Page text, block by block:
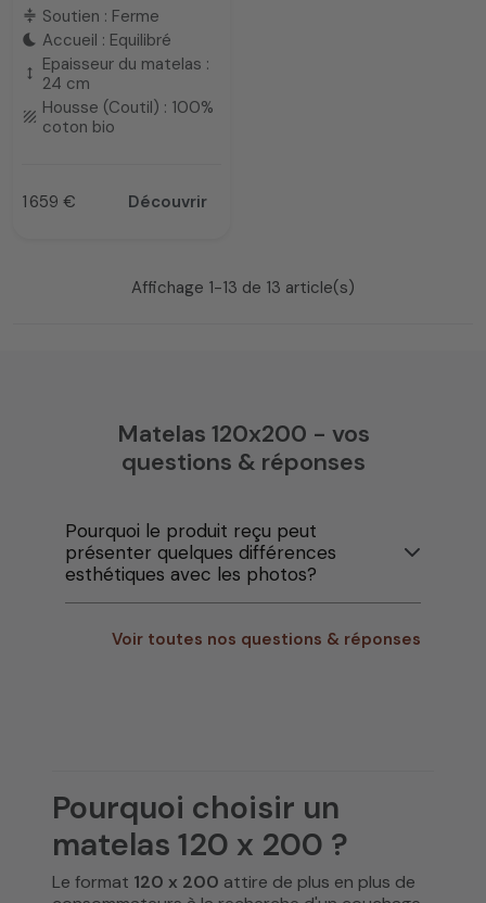
compress Soutien : Ferme
bedtime Accueil : Equilibré
height
Epaisseur du matelas :
24 cm
texture Housse (Coutil) : 100%
coton bio
Prix
1 659 € Découvrir
Affichage 1-13 de 13 article(s)
Matelas 120x200 - vos
questions & réponses
Pourquoi le produit reçu peut
présenter quelques différences
esthétiques avec les photos?
Voir toutes nos questions & réponses
Pourquoi choisir un
matelas 120 x 200 ?
Le format 120 x 200 attire de plus en plus de